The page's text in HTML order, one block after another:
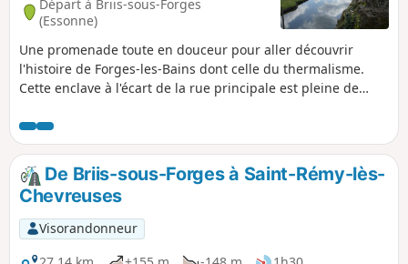
Départ à Briis-sous-Forges
(Essonne)
Une promenade toute en douceur pour aller découvrir
l'histoire de Forges-les-Bains dont celle du thermalisme.
Cette enclave à l'écart de la rue principale est pleine de
De Briis-sous-Forges à Saint-Rémy-lès-
Chevreuses
Visorandonneur